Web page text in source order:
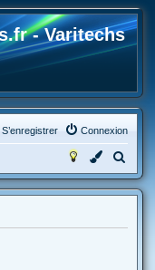
- Varitechs
Connexion
S’enregistrer
e